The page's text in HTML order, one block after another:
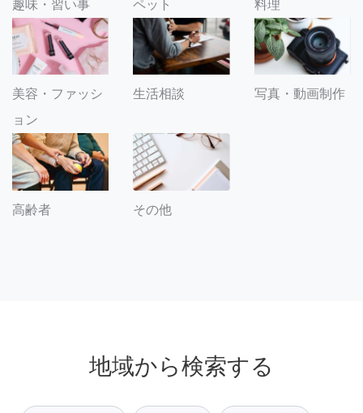
趣味・習い事 ペット 料理
美容・ファッシ
ョン
生活相談 写真・動画制作
高齢者 その他
地域から検索する